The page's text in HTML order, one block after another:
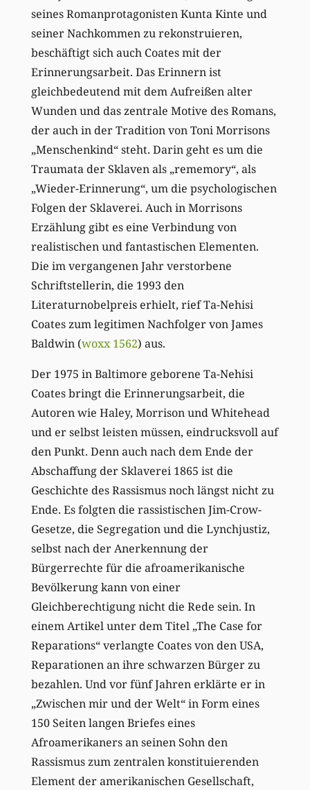
seines Romanprotagonisten Kunta Kinte und
seiner Nachkommen zu rekonstruieren,
beschäftigt sich auch Coates mit der
Erinnerungsarbeit. Das Erinnern ist
gleichbedeutend mit dem Aufreißen alter
Wunden und das zentrale Motive des Romans,
der auch in der Tradition von Toni Morrisons
„Menschenkind“ steht. Darin geht es um die
Traumata der Sklaven als „rememory“, als
„Wieder-Erinnerung“, um die psychologischen
Folgen der Sklaverei. Auch in Morrisons
Erzählung gibt es eine Verbindung von
realistischen und fantastischen Elementen.
Die im vergangenen Jahr verstorbene
Schriftstellerin, die 1993 den
Literaturnobelpreis erhielt, rief Ta-Nehisi
Coates zum legitimen Nachfolger von James
Baldwin (woxx 1562) aus.
Der 1975 in Baltimore geborene Ta-Nehisi
Coates bringt die Erinnerungsarbeit, die
Autoren wie Haley, Morrison und Whitehead
und er selbst leisten müssen, eindrucksvoll auf
den Punkt. Denn auch nach dem Ende der
Abschaffung der Sklaverei 1865 ist die
Geschichte des Rassismus noch längst nicht zu
Ende. Es folgten die rassistischen Jim-Crow-
Gesetze, die Segregation und die Lynchjustiz,
selbst nach der Anerkennung der
Bürgerrechte für die afroamerikanische
Bevölkerung kann von einer
Gleichberechtigung nicht die Rede sein. In
einem Artikel unter dem Titel „The Case for
Reparations“ verlangte Coates von den USA,
Reparationen an ihre schwarzen Bürger zu
bezahlen. Und vor fünf Jahren erklärte er in
„Zwischen mir und der Welt“ in Form eines
150 Seiten langen Briefes eines
Afroamerikaners an seinen Sohn den
Rassismus zum zentralen konstituierenden
Element der amerikanischen Gesellschaft,